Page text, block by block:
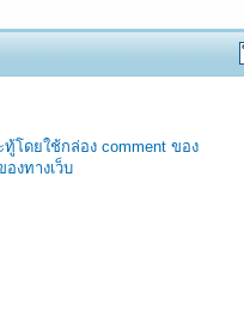
โดยใช้กล่อง comment ของ
งทางเว็บ